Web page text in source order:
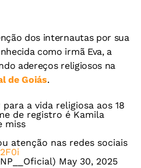
dos internautas por sua
como irmã Eva, a
adereços religiosos na
de Goiás.
a vida religiosa aos 18
de registro é Kamila
miss
atenção nas redes sociais
May 30, 2025